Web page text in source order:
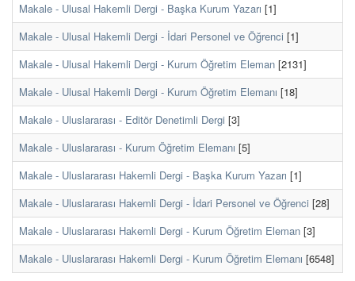
Makale - Ulusal Hakemli Dergi - Başka Kurum Yazarı [1]
Makale - Ulusal Hakemli Dergi - İdari Personel ve Öğrenci [1]
Makale - Ulusal Hakemli Dergi - Kurum Öğretim Eleman [2131]
Makale - Ulusal Hakemli Dergi - Kurum Öğretim Elemanı [18]
Makale - Uluslararası - Editör Denetimli Dergi [3]
Makale - Uluslararası - Kurum Öğretim Elemanı [5]
Makale - Uluslararası Hakemli Dergi - Başka Kurum Yazarı [1]
Makale - Uluslararası Hakemli Dergi - İdari Personel ve Öğrenci [28]
Makale - Uluslararası Hakemli Dergi - Kurum Öğretim Eleman [3]
Makale - Uluslararası Hakemli Dergi - Kurum Öğretim Elemanı [6548]